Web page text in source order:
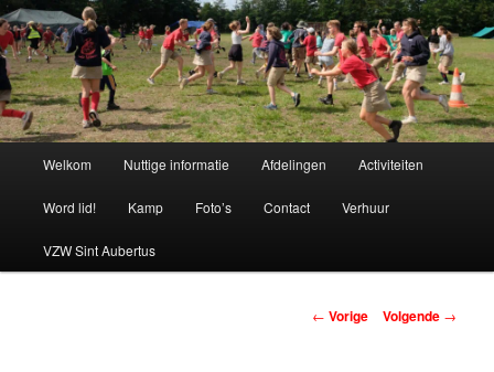
Spring
naar
de
primaire
inhoudChiro Bethanie
Welkom Nuttige informatie Afdelingen Activiteiten
Word lid! Kamp Foto’s Contact Verhuur
VZW Sint Aubertus
Berichtnavigatie
← Vorige Volgende →